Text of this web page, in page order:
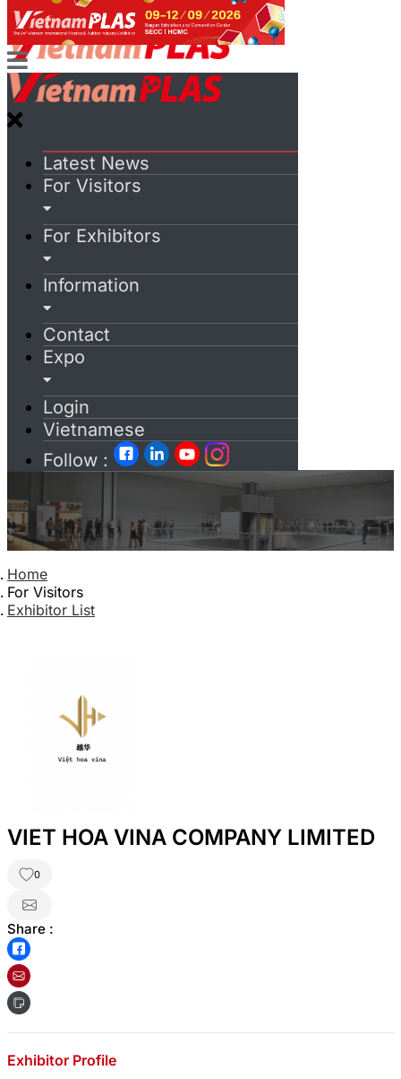
Latest News
For Visitors
For Exhibitors
Information
Contact
Expo
Login
Vietnamese
Follow :
Home
For Visitors
Exhibitor List
VIET HOA VINA COMPANY LIMITED
0
Share :
Exhibitor Profile